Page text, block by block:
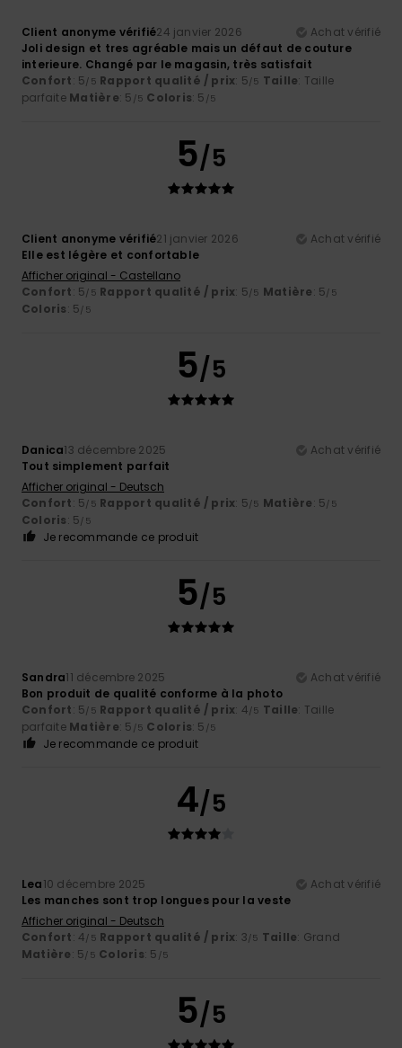
Client anonyme vérifié24 janvier 2026
Achat vérifié
Joli design et tres agréable mais un défaut de couture
interieure. Changé par le magasin, très satisfait
Confort: 5/5 Rapport qualité / prix: 5/5 Taille: Taille
parfaite Matière: 5 /5 Coloris: 5 /5
5/5
Client anonyme vérifié21 janvier 2026
Achat vérifié
Elle est légère et confortable
Afficher original - Castellano
Confort: 5/5 Rapport qualité / prix: 5/5 Matière: 5/5
Coloris: 5/5
5/5
Danica13 décembre 2025
Achat vérifié
Tout simplement parfait
Afficher original - Deutsch
Confort: 5/5 Rapport qualité / prix: 5/5 Matière: 5/5
Coloris: 5/5
Je recommande ce produit
5/5
Sandra11 décembre 2025
Achat vérifié
Bon produit de qualité conforme à la photo
Confort: 5/5 Rapport qualité / prix: 4/5 Taille: Taille
parfaite Matière: 5 /5 Coloris: 5 /5
Je recommande ce produit
4/5
Lea10 décembre 2025
Achat vérifié
Les manches sont trop longues pour la veste
Afficher original - Deutsch
Confort: 4/5 Rapport qualité / prix: 3/5 Taille: Grand
Matière: 5/5 Coloris: 5 /5
5/5